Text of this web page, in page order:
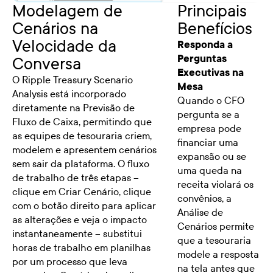
Modelagem de
Cenários na
Velocidade da
Conversa
O Ripple Treasury Scenario
Analysis está incorporado
diretamente na Previsão de
Fluxo de Caixa, permitindo que
as equipes de tesouraria criem,
modelem e apresentem cenários
sem sair da plataforma. O fluxo
de trabalho de três etapas --
clique em Criar Cenário, clique
com o botão direito para aplicar
as alterações e veja o impacto
instantaneamente -- substitui
horas de trabalho em planilhas
por um processo que leva
Principais
Benefícios
Responda a
Perguntas
Executivas na
Mesa
Quando o CFO
pergunta se a
empresa pode
financiar uma
expansão ou se
uma queda na
receita violará os
convênios, a
Análise de
Cenários permite
que a tesouraria
modele a resposta
na tela antes que